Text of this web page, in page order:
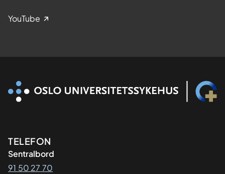
YouTube
Kontaktinformasjon
TELEFON
Sentralbord
91 50 27 70